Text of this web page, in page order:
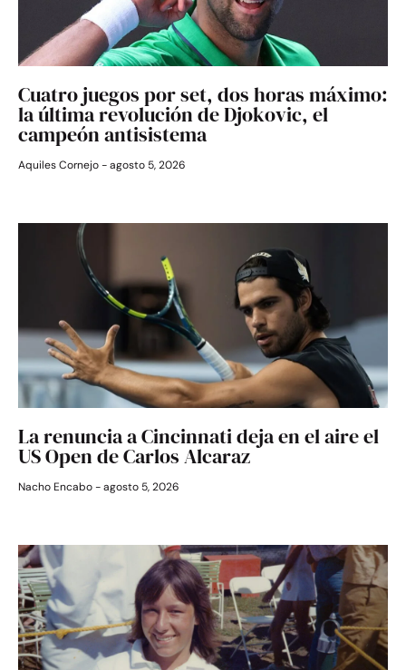
Cuatro juegos por set, dos horas máximo:
la última revolución de Djokovic, el
campeón antisistema
Aquiles Cornejo agosto 5, 2026
La renuncia a Cincinnati deja en el aire el
US Open de Carlos Alcaraz
Nacho Encabo agosto 5, 2026